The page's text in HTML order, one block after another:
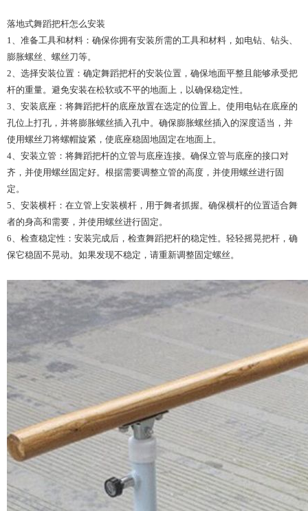
落地式舞蹈把杆怎么安装
1、准备工具和材料：确保你拥有安装所需的工具和材料，如电钻、钻头、
膨胀螺丝、螺丝刀等。
2、选择安装位置：确定舞蹈把杆的安装位置，确保地面平整且能够承受把
杆的重量。避免安装在松软或不平的地面上，以确保稳定性。
3、安装底座：将舞蹈把杆的底座放置在选定的位置上。使用电钻在底座的
孔位上打孔，并将膨胀螺丝插入孔中。确保膨胀螺丝插入的深度适当，并
使用螺丝刀将螺帽旋紧，使底座稳固地固定在地面上。
4、安装立管：将舞蹈把杆的立管与底座连接。确保立管与底座的接口对
齐，并使用螺丝固定好。根据需要调整立管的高度，并使用螺丝进行固
定。
5、安装横杆：在立管上安装横杆，用于舞者抓握。确保横杆的位置适合舞
者的身高和需要，并使用螺丝进行固定。
6、检查稳定性：安装完成后，检查舞蹈把杆的稳定性。轻轻摇晃把杆，确
保它稳固不晃动。如果发现不稳定，请重新调整固定螺丝。